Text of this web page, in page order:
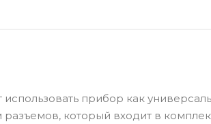
прибор как
который входит в